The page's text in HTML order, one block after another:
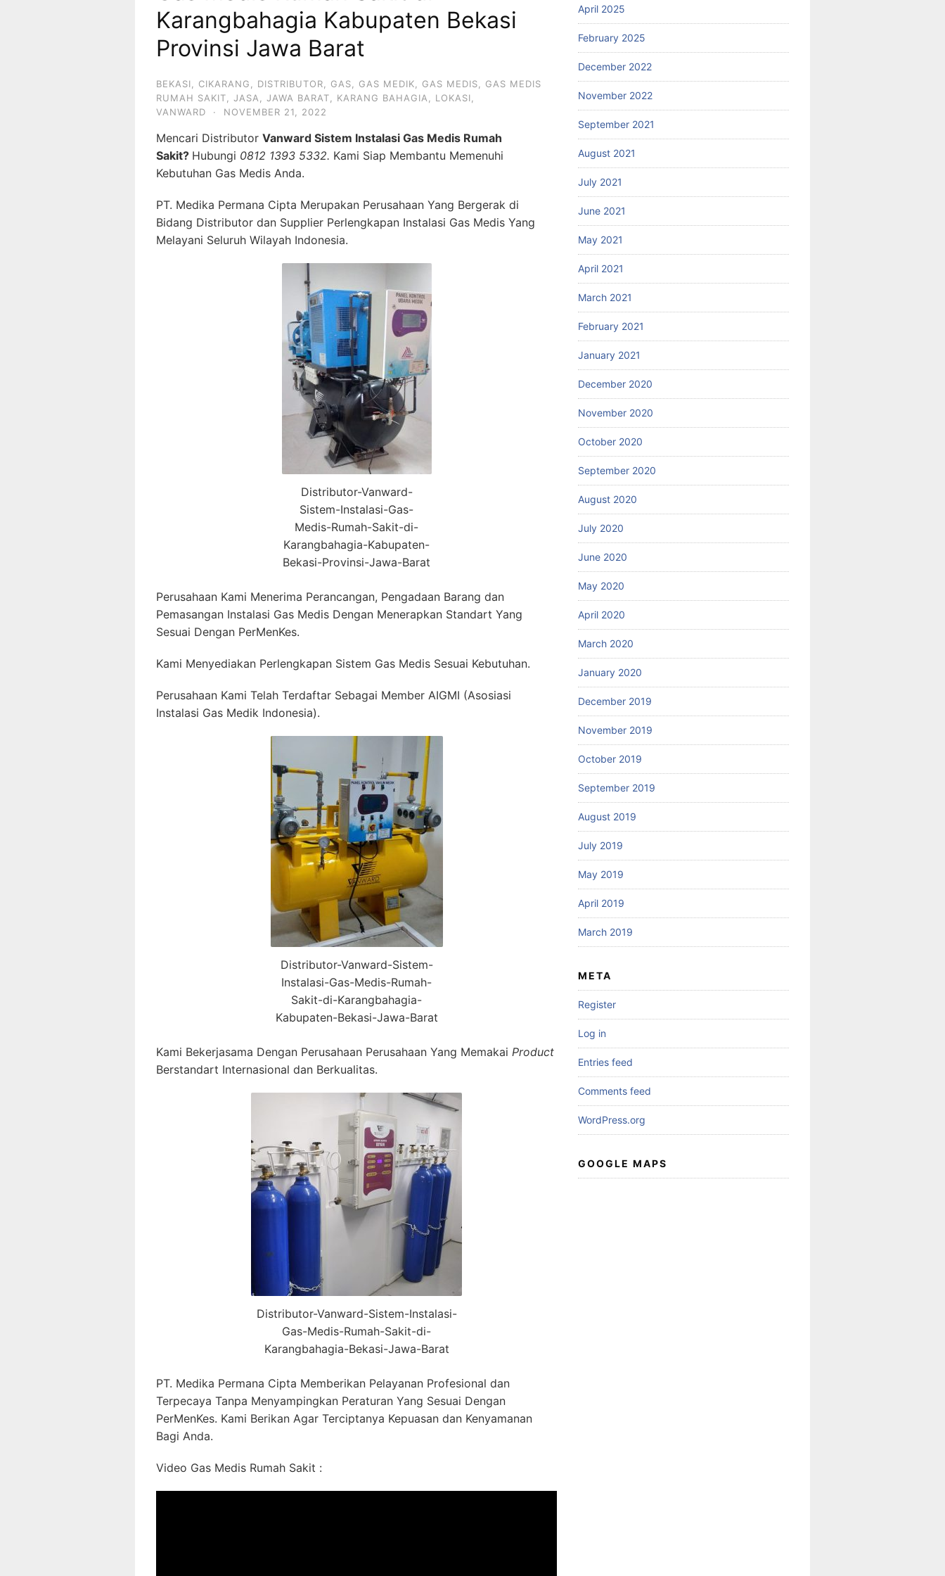
Karangbahagia Kabupaten Bekasi
Provinsi Jawa Barat
BEKASI CIKARANG DISTRIBUTOR GAS GAS MEDIK GAS MEDIS
GAS MEDIS
RUMAH SAKIT
JASA JAWA BARAT KARANG BAHAGIA LOKASI
VANWARD
· NOVEMBER 21, 2022
Mencari Distributor Vanward Sistem Instalasi Gas Medis Rumah
Sakit? Hubungi 0812 1393 5332. Kami Siap Membantu Memenuhi
Kebutuhan Gas Medis Anda.
PT. Medika Permana Cipta Merupakan Perusahaan Yang Bergerak di
Bidang Distributor dan Supplier Perlengkapan Instalasi Gas Medis Yang
Melayani Seluruh Wilayah Indonesia.
Distributor-Vanward-
Sistem-Instalasi-Gas-
Medis-Rumah-Sakit-di-
Karangbahagia-Kabupaten-
Bekasi-Provinsi-Jawa-Barat
Perusahaan Kami Menerima Perancangan, Pengadaan Barang dan
Pemasangan Instalasi Gas Medis Dengan Menerapkan Standart Yang
Sesuai Dengan PerMenKes.
Kami Menyediakan Perlengkapan Sistem Gas Medis Sesuai Kebutuhan.
Perusahaan Kami Telah Terdaftar Sebagai Member AIGMI (Asosiasi
Instalasi Gas Medik Indonesia).
Distributor-Vanward-Sistem-
Instalasi-Gas-Medis-Rumah-
Sakit-di-Karangbahagia-
Kabupaten-Bekasi-Jawa-Barat
Kami Bekerjasama Dengan Perusahaan Perusahaan Yang Memakai Product
Berstandart Internasional dan Berkualitas.
Distributor-Vanward-Sistem-Instalasi-
Gas-Medis-Rumah-Sakit-di-
Karangbahagia-Bekasi-Jawa-Barat
PT. Medika Permana Cipta Memberikan Pelayanan Profesional dan
Terpecaya Tanpa Menyampingkan Peraturan Yang Sesuai Dengan
PerMenKes. Kami Berikan Agar Terciptanya Kepuasan dan Kenyamanan
Bagi Anda.
Video Gas Medis Rumah Sakit :
April 2025
February 2025
December 2022
November 2022
September 2021
August 2021
July 2021
June 2021
May 2021
April 2021
March 2021
February 2021
January 2021
December 2020
November 2020
October 2020
September 2020
August 2020
July 2020
June 2020
May 2020
April 2020
March 2020
January 2020
December 2019
November 2019
October 2019
September 2019
August 2019
July 2019
May 2019
April 2019
March 2019
META
Register
Log in
Entries feed
Comments feed
WordPress.org
GOOGLE MAPS